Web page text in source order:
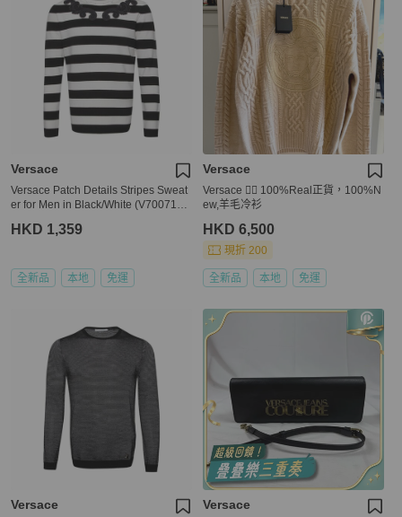
Versace
Versace Patch Details Stripes Sweat
er for Men in Black/White (V700715-
HKD 1,359
全新品 本地 免運
Versace
Versace 👍🏻 100%Real正貨，100%N
ew,羊毛冷衫
HKD 6,500
現折 200
全新品 本地 免運
Versace Versace